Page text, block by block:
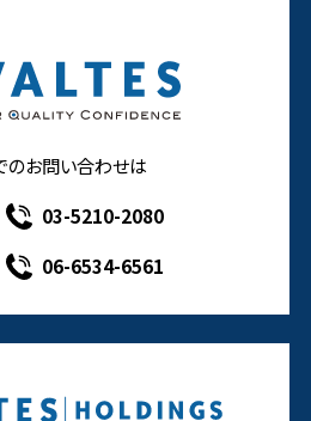
のお問い合わせは
03-5210-2080
06-6534-6561